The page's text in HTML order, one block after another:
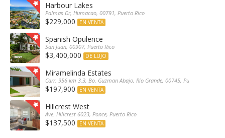
Harbour Lakes
Palmas Dr, Humacao, 00791, Puerto Rico
$229,000 EN VENTA
Spanish Opulence
San Juan, 00907, Puerto Rico
$3,400,000 DE LUJO
Miramelinda Estates
Carr. 956 km 3.3, Bo. Guzman Abajo, Río Grande, 00745, Puerto Rico
$197,900 EN VENTA
Hillcrest West
Ave. Hillcrest 6023, Ponce, Puerto Rico
$137,500 EN VENTA